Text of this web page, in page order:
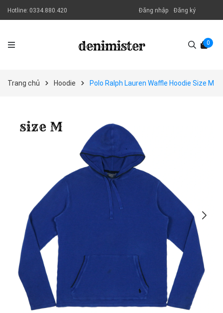
Hotline: 0334.880.420 Đăng nhập Đăng ký
0
Trang chủ Hoodie Polo Ralph Lauren Waffle Hoodie Size M